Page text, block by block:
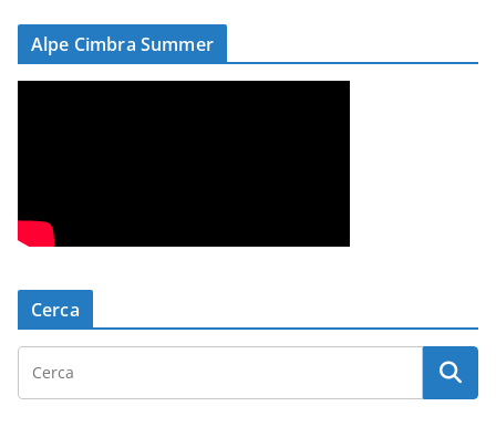
Alpe Cimbra Summer
Cerca